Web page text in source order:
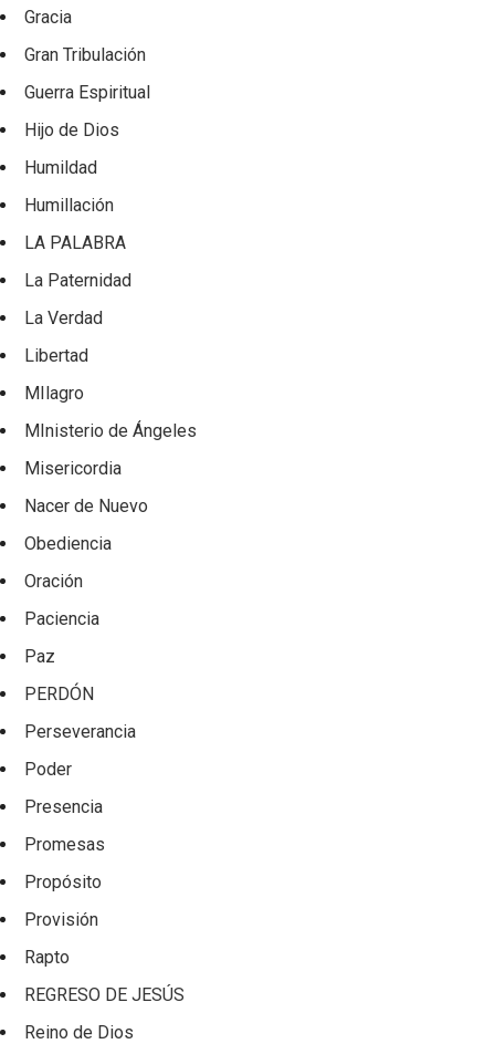
Gracia
Gran Tribulación
Guerra Espiritual
Hijo de Dios
Humildad
Humillación
LA PALABRA
La Paternidad
La Verdad
Libertad
MIlagro
MInisterio de Ángeles
Misericordia
Nacer de Nuevo
Obediencia
Oración
Paciencia
Paz
PERDÓN
Perseverancia
Poder
Presencia
Promesas
Propósito
Provisión
Rapto
REGRESO DE JESÚS
Reino de Dios